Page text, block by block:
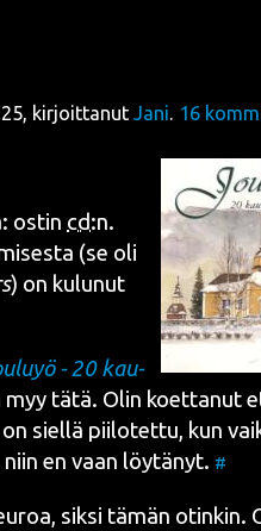
kirjoittanut Jani 16
: ostin cd:n.
(se oli
) on kulu­nut
- 20 kau­
myy tätä. Olin koet­ta­nut
siel­lä pii­lo­tet­tu, kun
en vaan löy­tä­nyt. #
sik­si tämän otin­kin.